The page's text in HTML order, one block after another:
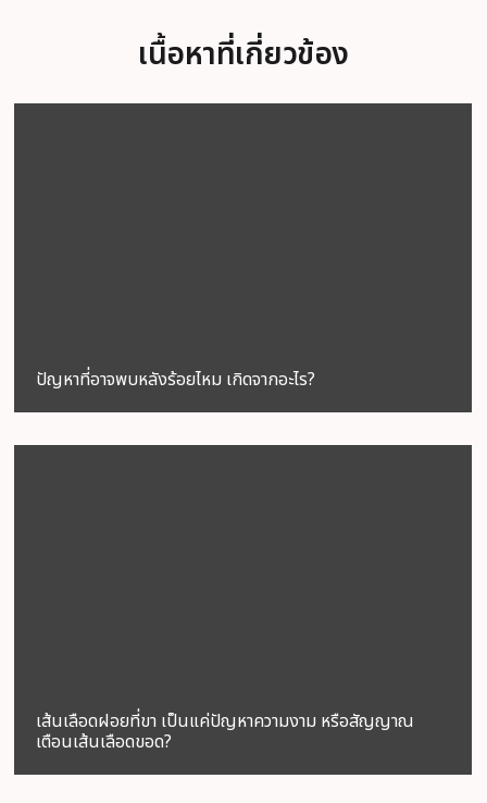
เนื้อหาที่เกี่ยวข้อง
ปัญหาที่อาจพบหลังร้อยไหม เกิดจากอะไร?
เส้นเลือดฝอยที่ขา เป็นแค่ปัญหาความงาม หรือสัญญาณ
เตือนเส้นเลือดขอด?